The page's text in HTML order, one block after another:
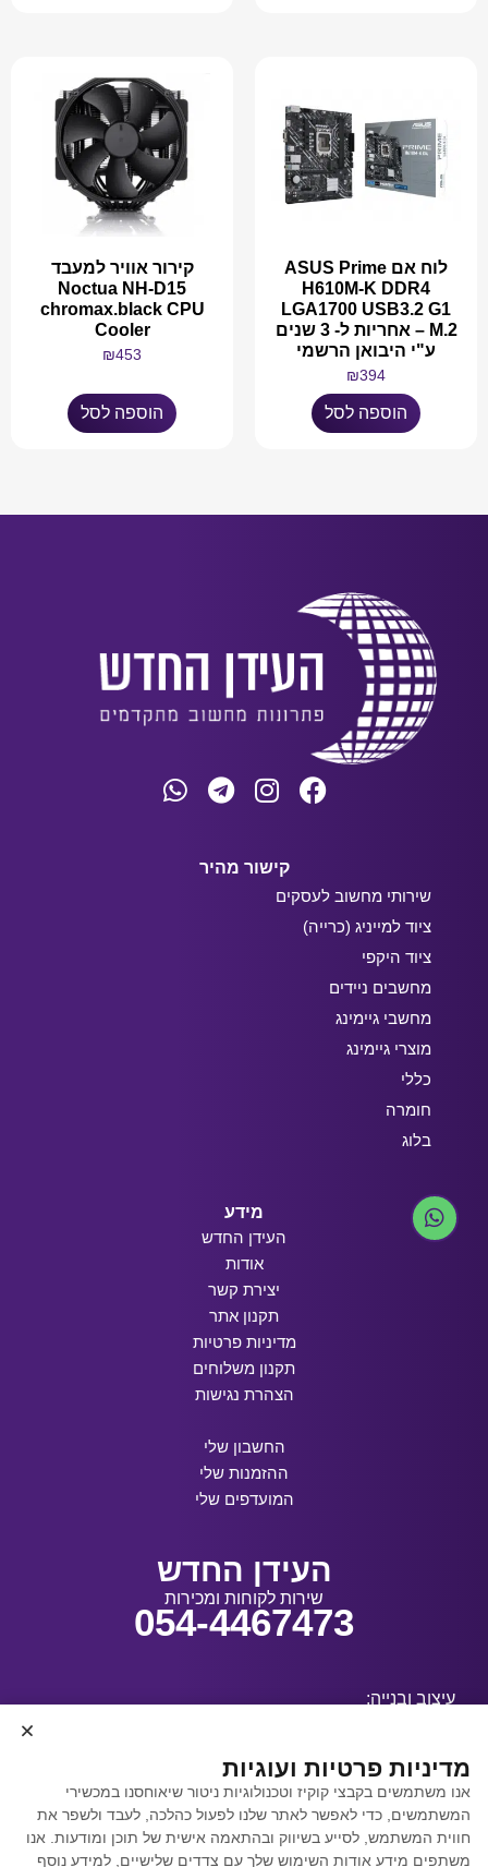
לוח אם ASUS Prime
H610M-K DDR4
LGA1700 USB3.2 G1
M.2 – אחריות ל- 3 שנים
ע"י היבואן הרשמי
₪394
הוספה לסל
קירור אוויר למעבד
Noctua NH-D15
chromax.black CPU
Cooler
₪453
הוספה לסל
קישור מהיר
שירותי מחשוב לעסקים
ציוד למייניג (כרייה)
ציוד היקפי
מחשבים ניידים
מחשבי גיימינג
מוצרי גיימינג
כללי
חומרה
בלוג
מידע
העידן החדש
אודות
יצירת קשר
תקנון אתר
מדיניות פרטיות
תקנון משלוחים
הצהרת נגישות
החשבון שלי
ההזמנות שלי
המועדפים שלי
העידן החדש
שירות לקוחות ומכירות
054-4467473
עיצוב ובנייה:
קידום אתרים באמצעות
Y.Y. Digital
מדיניות פרטיות ועוגיות
אנו משתמשים בקבצי קוקיז וטכנולוגיות ניטור שיאוחסנו במכשירי
המשתמשים, כדי לאפשר לאתר שלנו לפעול כהלכה, לעבד ולשפר את
חווית המשתמש, לסייע בשיווק ובהתאמה אישית של תוכן ומודעות. אנו
משתפים מידע אודות השימוש שלך עם צדדים שלישיים, למידע נוסף